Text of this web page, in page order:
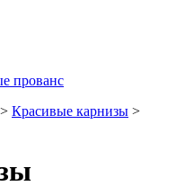
прованс
> Красивые карнизы >